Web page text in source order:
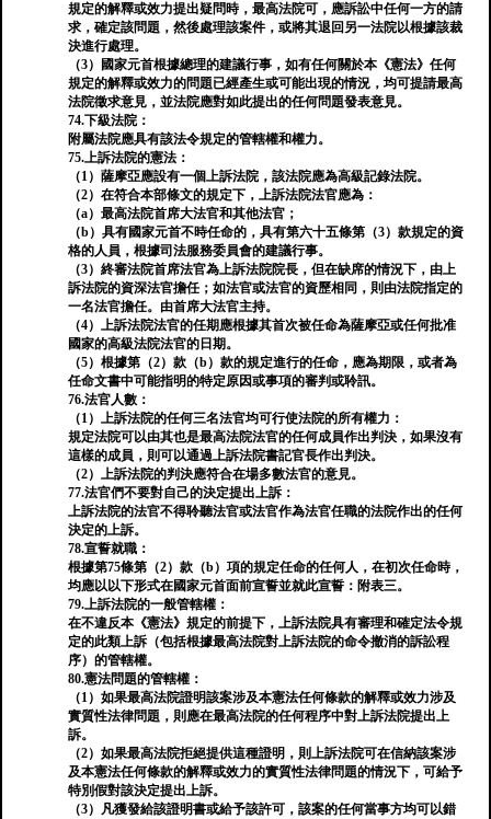
規定的解釋或效力提出疑問時，最高法院可，應訴訟中任何一方的請
求，確定該問題，然後處理該案件，或將其退回另一法院以根據該裁
決進行處理。
（3）國家元首根據總理的建議行事，如有任何關於本《憲法》任何
規定的解釋或效力的問題已經產生或可能出現的情況，均可提請最高
法院徵求意見，並法院應對如此提出的任何問題發表意見。
74.下級法院：
附屬法院應具有該法令規定的管轄權和權力。
75.上訴法院的憲法：
（1）薩摩亞應設有一個上訴法院，該法院應為高級記錄法院。
（2）在符合本部條文的規定下，上訴法院法官應為：
（a）最高法院首席大法官和其他法官；
（b）具有國家元首不時任命的，具有第六十五條第（3）款規定的資
格的人員，根據司法服務委員會的建議行事。
（3）終審法院首席法官為上訴法院院長，但在缺席的情況下，由上
訴法院的資深法官擔任；如法官或法官的資歷相同，則由法院指定的
一名法官擔任。由首席大法官主持。
（4）上訴法院法官的任期應根據其首次被任命為薩摩亞或任何批准
國家的高級法院法官的日期。
（5）根據第（2）款（b）款的規定進行的任命，應為期限，或者為
任命文書中可能指明的特定原因或事項的審判或聆訊。
76.法官人數：
（1）上訴法院的任何三名法官均可行使法院的所有權力：
規定法院可以由其也是最高法院法官的任何成員作出判決，如果沒有
這樣的成員，則可以通過上訴法院書記官長作出判決。
（2）上訴法院的判決應符合在場多數法官的意見。
77.法官們不要對自己的決定提出上訴：
上訴法院的法官不得聆聽法官或法官作為法官任職的法院作出的任何
決定的上訴。
78.宣誓就職：
根據第75條第（2）款（b）項的規定任命的任何人，在初次任命時，
均應以以下形式在國家元首面前宣誓並就此宣誓：附表三。
79.上訴法院的一般管轄權：
在不違反本《憲法》規定的前提下，上訴法院具有審理和確定法令規
定的此類上訴（包括根據最高法院對上訴法院的命令撤消的訴訟程
序）的管轄權。
80.憲法問題的管轄權：
（1）如果最高法院證明該案涉及本憲法任何條款的解釋或效力涉及
實質性法律問題，則應在最高法院的任何程序中對上訴法院提出上
訴。
（2）如果最高法院拒絕提供這種證明，則上訴法院可在信納該案涉
及本憲法任何條款的解釋或效力的實質性法律問題的情況下，可給予
特別假對該決定提出上訴。
（3）凡獲發給該證明書或給予該許可，該案的任何當事方均可以錯